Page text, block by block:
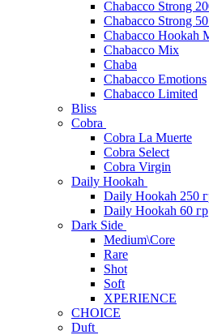
Chabacco Strong
Chabacco Strong
Chabacco Hookah
Chabacco Mix
Chaba
Chabacco Emotions
Chabacco Limited
Bliss
Cobra
Cobra La Muerte
Cobra Select
Cobra Virgin
Daily Hookah
Daily Hookah 250
Daily Hookah 60 гр
Dark Side
Medium\Core
Rare
Shot
Soft
XPERIENCE
CHOICE
Duft